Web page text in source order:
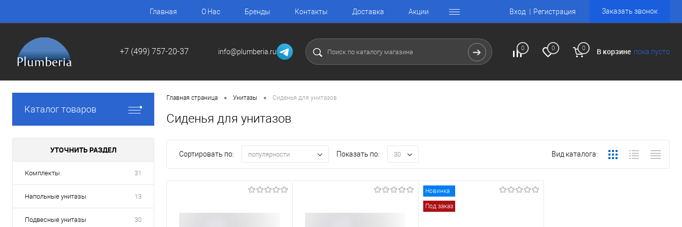
Главная О Нас Бренды Контакты Доставка Акции Вход Регистрация Заказать звонок
+7 (499) 757-20-37 info@plumberia.ru 0 0 0 В корзине пока пусто
Каталог товаров
УТОЧНИТЬ РАЗДЕЛ
Комплекты 31
Напольные унитазы 13
Подвесные унитазы 30
Главная страница • Унитазы • Сиденья для унитазов
Сиденья для унитазов
Сортировать по: популярности Показать по: 30 Вид каталога:
Новинка
Под заказ